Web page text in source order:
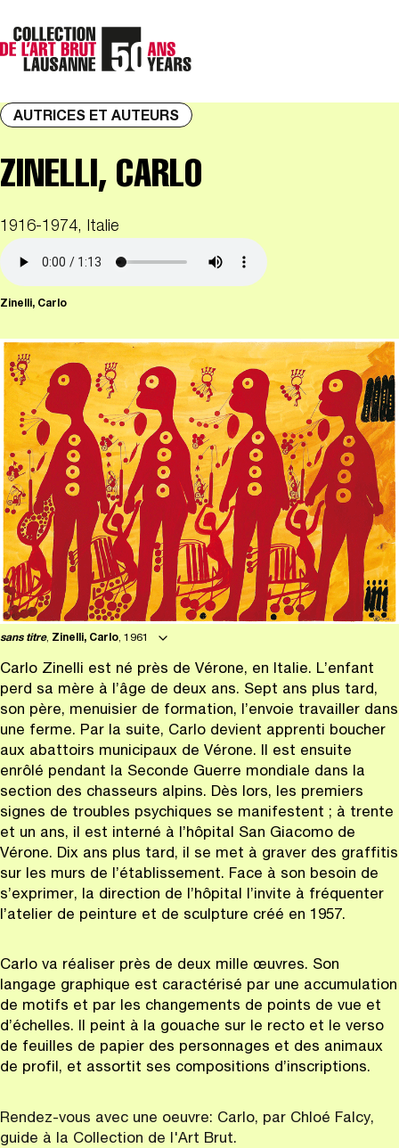
sans titre, Zinelli, Carlo, 1961
AUTRICES ET AUTEURS
ZINELLI, CARLO
1916-1974, Italie
Zinelli, Carlo
Carlo Zinelli est né près de Vérone, en Italie. L’enfant
perd sa mère à l’âge de deux ans. Sept ans plus tard,
son père, menuisier de formation, l’envoie travailler dans
une ferme. Par la suite, Carlo devient apprenti boucher
aux abattoirs municipaux de Vérone. Il est ensuite
enrôlé pendant la Seconde Guerre mondiale dans la
section des chasseurs alpins. Dès lors, les premiers
signes de troubles psychiques se manifestent ; à trente
et un ans, il est interné à l’hôpital San Giacomo de
Vérone. Dix ans plus tard, il se met à graver des graffitis
sur les murs de l’établissement. Face à son besoin de
s’exprimer, la direction de l’hôpital l’invite à fréquenter
l’atelier de peinture et de sculpture créé en 1957.
Carlo va réaliser près de deux mille œuvres. Son
langage graphique est caractérisé par une accumulation
de motifs et par les changements de points de vue et
d’échelles. Il peint à la gouache sur le recto et le verso
de feuilles de papier des personnages et des animaux
de profil, et assortit ses compositions d’inscriptions.
Rendez-vous avec une oeuvre: Carlo, par Chloé Falcy,
guide à la Collection de l'Art Brut.